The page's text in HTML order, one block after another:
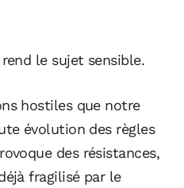
le sujet sensible.
hostiles que notre
évolution des règles
des résistances,
fragilisé par le